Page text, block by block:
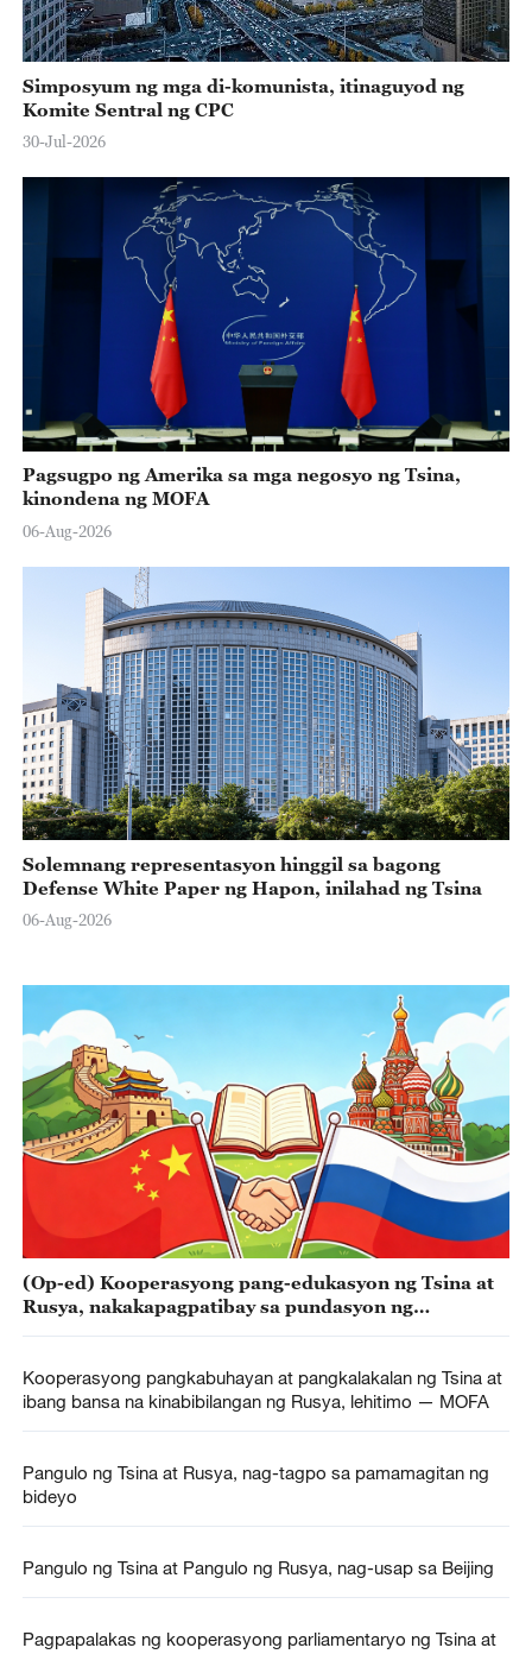
Simposyum ng mga di-komunista, itinaguyod ng
Komite Sentral ng CPC
30-Jul-2026
Pagsugpo ng Amerika sa mga negosyo ng Tsina,
kinondena ng MOFA
06-Aug-2026
Solemnang representasyon hinggil sa bagong
Defense White Paper ng Hapon, inilahad ng Tsina
06-Aug-2026
(Op-ed) Kooperasyong pang-edukasyon ng Tsina at
Rusya, nakakapagpatibay sa pundasyon ng
Kooperasyong pangkabuhayan at pangkalakalan ng Tsina at
ibang bansa na kinabibilangan ng Rusya, lehitimo — MOFA
Pangulo ng Tsina at Rusya, nag-tagpo sa pamamagitan ng
bideyo
Pangulo ng Tsina at Pangulo ng Rusya, nag-usap sa Beijing
Pagpapalakas ng kooperasyong parliamentaryo ng Tsina at